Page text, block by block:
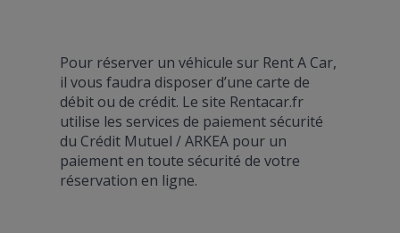
Pour réserver un véhicule sur Rent A Car,
il vous faudra disposer d’une carte de
débit ou de crédit. Le site Rentacar.fr
utilise les services de paiement sécurité
du Crédit Mutuel / ARKEA pour un
paiement en toute sécurité de votre
réservation en ligne.